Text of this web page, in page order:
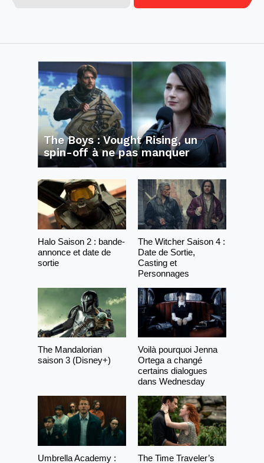
The Boys : Vought Rising, un
spin-off à ne pas manquer
Halo Saison 2 : bande-
annonce et date de
sortie
The Witcher Saison 4 :
Date de Sortie,
Casting et
Personnages
The Mandalorian
saison 3 (Disney+)
Voilà pourquoi Jenna
Ortega a changé
certains dialogues
dans Wednesday
Umbrella Academy : The Time Traveler’s